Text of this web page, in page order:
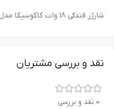
شارژر فندکی 18 وات کاکوسیگا مدل KAKUSIGA KSC-1051
نقد و بررسی مشتریان
0 نقد و بررسی